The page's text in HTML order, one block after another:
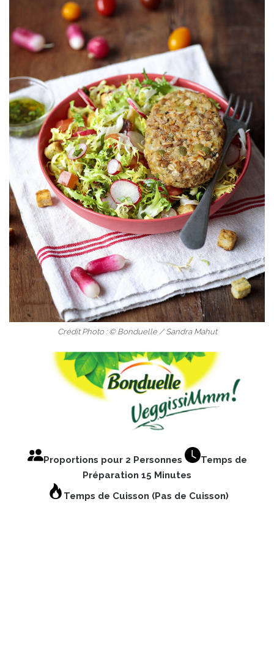
Crédit Photo : © Bonduelle / Sandra Mahut
Proportions pour 2 Personnes
Temps de
Préparation 15 Minutes
Temps de Cuisson (Pas de Cuisson)